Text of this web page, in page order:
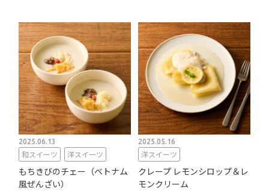
2025.06.13
和スイーツ 洋スイーツ
もちきびのチェー（ベトナム
風ぜんざい）
2025.05.16
洋スイーツ
クレープ レモンシロップ＆レ
モンクリーム